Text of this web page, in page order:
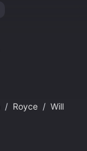
/ Royce / Will